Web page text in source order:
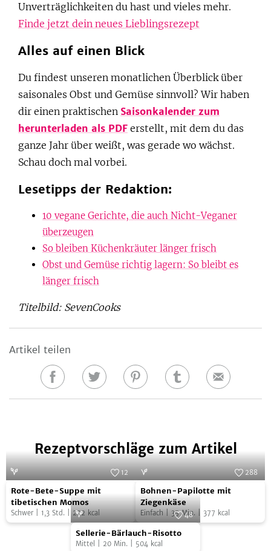
Unverträglichkeiten du hast und vieles mehr.
Finde jetzt dein neues Lieblingsrezept
Alles auf einen Blick
Du findest unseren monatlichen Überblick über
saisonales Obst und Gemüse sinnvoll? Wir haben
dir einen praktischen Saisonkalender zum
herunterladen als PDF erstellt, mit dem du das
ganze Jahr über weißt, was gerade wo wächst.
Schau doch mal vorbei.
Lesetipps der Redaktion:
10 vegane Gerichte, die auch Nicht-Veganer
überzeugen
So bleiben Küchenkräuter länger frisch
Obst und Gemüse richtig lagern: So bleibt es
länger frisch
Titelbild: SevenCooks
Artikel teilen
Auf
Auf
Auf
Auf
E-
Rezeptvorschläge zum Artikel
Rote-
Bete-
Suppe
Oliver Brachat
12
Rote-Bete-Suppe mit
tibetischen Momos
Schwer| 1,3 Std. 222 kcal
Bohnen-
Papilotte
mit
Ziegenkäse
SevenCooks
288
Bohnen-Papilotte mit
Ziegenkäse
Einfach 35 Min. 377 kcal
Sellerie-
Bärlauch-
Foto:
Alexandra Schubert,
www.myshoots.de
48
Sellerie-Bärlauch-Risotto
Mittel 20 Min. 504 kcal